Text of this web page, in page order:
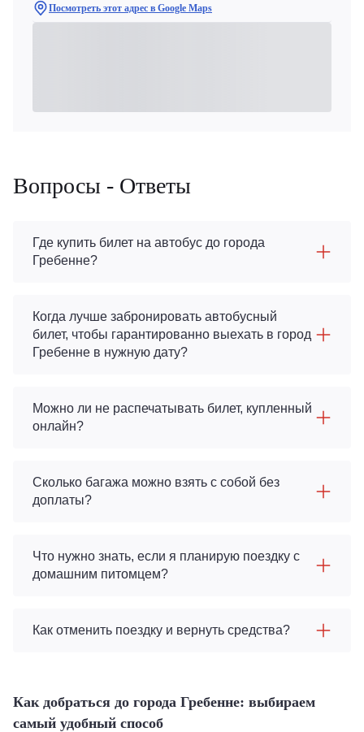
Посмотреть этот адрес в Google Maps
Вопросы - Ответы
Где купить билет на автобус до города
Гребенне?
Когда лучше забронировать автобусный
билет, чтобы гарантированно выехать в город
Гребенне в нужную дату?
Можно ли не распечатывать билет, купленный
онлайн?
Сколько багажа можно взять с собой без
доплаты?
Что нужно знать, если я планирую поездку с
домашним питомцем?
Как отменить поездку и вернуть средства?
Как добраться до города Гребенне: выбираем
самый удобный способ